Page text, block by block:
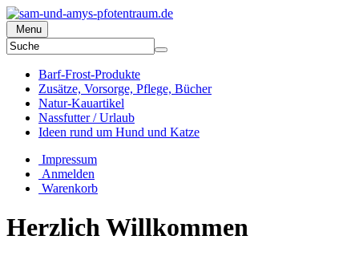
Menu
Barf-Frost-Produkte
Zusätze, Vorsorge, Pflege, Bücher
Natur-Kauartikel
Nassfutter / Urlaub
Ideen rund um Hund und Katze
Impressum
Anmelden
Warenkorb
Herzlich Willkommen